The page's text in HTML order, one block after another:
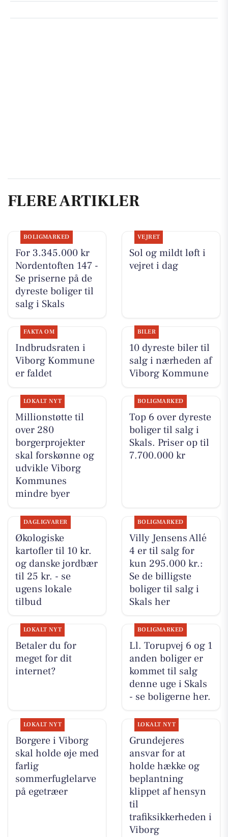
FLERE ARTIKLER
BOLIGMARKED
For 3.345.000 kr
Nordentoften 147 -
Se priserne på de
dyreste boliger til
salg i Skals
VEJRET
Sol og mildt løft i
vejret i dag
FAKTA OM
Indbrudsraten i
Viborg Kommune
er faldet
BILER
10 dyreste biler til
salg i nærheden af
Viborg Kommune
LOKALT NYT
Millionstøtte til
over 280
borgerprojekter
skal forskønne og
udvikle Viborg
Kommunes
mindre byer
BOLIGMARKED
Top 6 over dyreste
boliger til salg i
Skals. Priser op til
7.700.000 kr
DAGLIGVARER
Økologiske
kartofler til 10 kr.
og danske jordbær
til 25 kr. - se
ugens lokale
tilbud
BOLIGMARKED
Villy Jensens Allé
4 er til salg for
kun 295.000 kr.:
Se de billigste
boliger til salg i
Skals her
LOKALT NYT
Betaler du for
meget for dit
internet?
BOLIGMARKED
Ll. Torupvej 6 og 1
anden boliger er
kommet til salg
denne uge i Skals
- se boligerne her.
LOKALT NYT
Borgere i Viborg
skal holde øje med
farlig
sommerfuglelarve
på egetræer
LOKALT NYT
Grundejeres
ansvar for at
holde hække og
beplantning
klippet af hensyn
til
trafiksikkerheden i
Viborg